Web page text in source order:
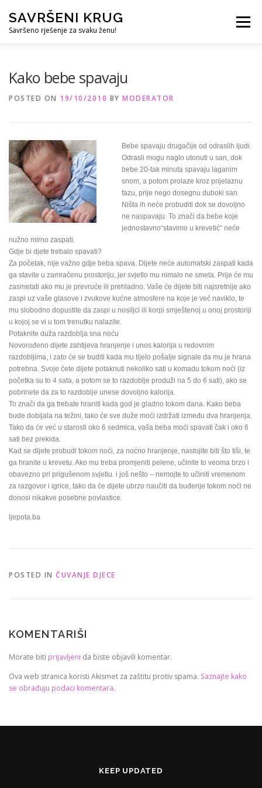
content
SAVRŠENI KRUG
Savršeno rješenje za svaku ženu!
Menu
Kako bebe spavaju
POSTED ON 19/10/2010 BY MODERATOR
Bebe spavaju drugačije od odraslih ljudi.
Odrasli mogu naglo utonuti u san, dok
bebe 20-tak minuta spavaju laganim
snom, a potom prolaze kroz prijelaznu
fazu, prije nego dosegnu duboki san.
Ništa ih neće probuditi dok se dovoljno
ne naspavaju. To znači da bebe koje
jednostavno“stavimo u krevetić“ neće
nužno mirno zaspati.
Gdje bi djete trebalo spavati?
Za početak, nije važno gdje beba spava. Dijete neće automatski zaspati kada
ga stavite u zamračenu prostoriju, jer svjetlo mu nimalo ne smeta. Prije će mu
zasmetati ako mu je prevruće ili prehladno. Vaše će dijete biti najsretnije ako
zaspi uz vaše glasove i zvukove kućne atmosfere na koje je već naviklo, te
mu slobodno dopustite da zaspi u nosiljci ili korpi smještenoj u onoj prostoriji
u kojoj se vi u tom trenutku nalazite.
Potaknite duža razdoblja sna noću
Novorođeno dijete zahtijeva hranjenje i unos kalorija u redovnim
razdobljima, i zato će se buditi kada mu tijelo pošalje signale da mu je hrana
potrebna. Svoje ćete dijete potaknuti nekoliko sati u komadu tokom noći (iz
početka su to 4 sata, a potom se to razdoblje produži na 5 do 6 sati), ako se
pobrinete da za to razdoblje unese dovoljno kalorija.
To znači da ga trebate hraniti kada god je gladno tokom dana. Kako beba
bude dobijala na težini, tako će sve duže moći izdržati između dva hranjenja.
Tako da će već u starosti oko 6 sedmica, vaša beba moći spavati čak i oko 6
sati bez prekida.
Kad se dijete probudi tokom noći, za noćno hranjenje, nastojite biti što tiši, te
ga hranite u krevetu. Ako mu treba promjeniti pelene, učinite to veoma brzo i
obavezno pri prigušenom svjetlu. i još nešto – nemojte to učiniti vremenom
za razgovor i igrice, tako da će dijete ubrzo naučiti da buđenje tokom noći ne
donosi nikakve posebne povlastice.
ljepota.ba
POSTED IN ČUVANJE DJECE
KOMENTARIŠI
Morate biti prijavljeni da biste objavili komentar.
Ova web stranica koristi Akismet za zaštitu protiv spama. Saznajte kako
se obrađuju podaci komentara.
KEEP UPDATED